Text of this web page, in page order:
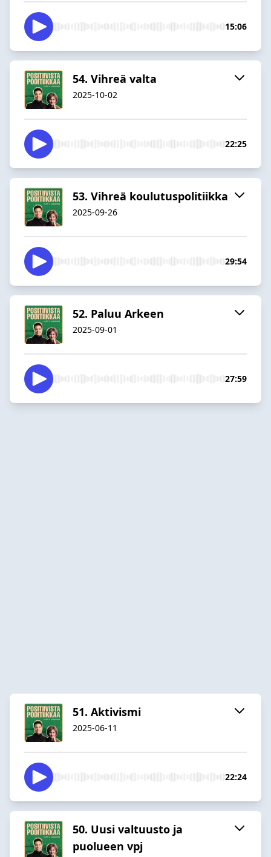
15:06
54. Vihreä valta
2025-10-02
22:25
53. Vihreä koulutuspolitiikka
2025-09-26
29:54
52. Paluu Arkeen
2025-09-01
27:59
51. Aktivismi
2025-06-11
22:24
50. Uusi valtuusto ja
puolueen vpj